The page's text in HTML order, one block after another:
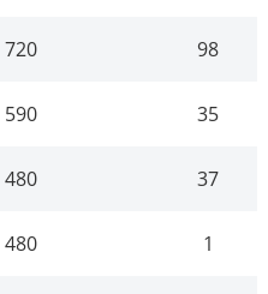
720 98
590 35
480 37
480 1